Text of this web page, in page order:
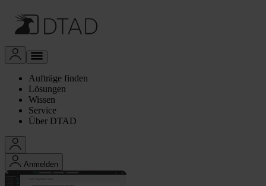
Aufträge finden
Lösungen
Wissen
Service
Über DTAD
Anmelden